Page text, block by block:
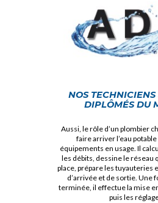
NOS TECHNICIENS
DIPLÔMÉS DU
Aussi, le rôle d’un plombier
faire arriver l’eau potable
équipements en usage. Il
les débits, dessine le réseau
place, prépare les tuyauteries
d’arrivée et de sortie. Une
terminée, il effectue la mise
puis les